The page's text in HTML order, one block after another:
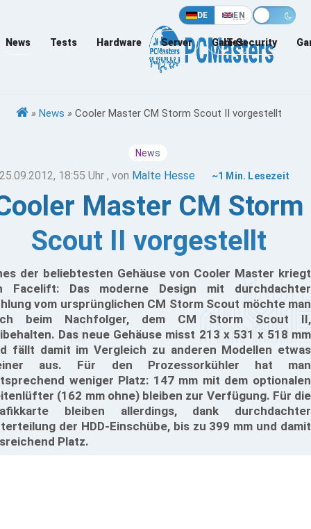
DE EN
News Tests Hardware Server Games
IT-Security
» News » Cooler Master CM Storm Scout II vorgestellt
News
18:55 Uhr , von Malte Hesse ~1 Min. Lesezeit
Master CM Storm
Scout II vorgestellt
der beliebtesten Gehäuse von Cooler Master kriegt
Facelift: Das moderne Design mit durchdachter
vom ursprünglichen CM Storm Scout möchte man
beim Nachfolger, dem CM Storm Scout II,
Das neue Gehäuse misst 213 x 531 x 518 mm
fällt damit im Vergleich zu anderen Modellen etwas
aus. Für den Prozessorkühler hat man
weniger Platz: 147 mm mit dem optionalen
(162 mm ohne) bleiben zur Verfügung. Für die
bleiben allerdings, dank durchdachter
der HDD-Einschübe, bis zu 399 mm und damit
Platz.